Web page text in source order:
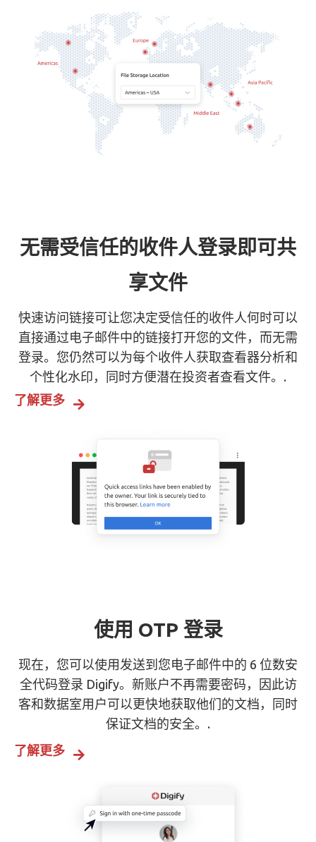
无需受信任的收件人登录即可共
享文件
快速访问链接可让您决定受信任的收件人何时可以
直接通过电子邮件中的链接打开您的文件，而无需
登录。您仍然可以为每个收件人获取查看器分析和
个性化水印，同时方便潜在投资者查看文件。.
了解更多
使用 OTP 登录
现在，您可以使用发送到您电子邮件中的 6 位数安
全代码登录 Digify。新账户不再需要密码，因此访
客和数据室用户可以更快地获取他们的文档，同时
保证文档的安全。.
了解更多